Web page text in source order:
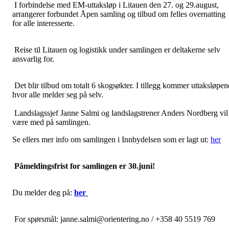
I forbindelse med EM-uttaksløp i Litauen den 27. og 29.august,
arrangerer forbundet Åpen samling og tilbud om felles overnatting
for alle interesserte.
Reise til Litauen og logistikk under samlingen er deltakerne selv
ansvarlig for.
Det blir tilbud om totalt 6 skogsøkter. I tillegg kommer
hvor alle melder seg på selv.
Landslagssjef Janne Salmi og landslagstrener Anders Nordberg vil
være med på samlingen.
Se ellers mer info om samlingen i Innbydelsen som er lagt ut: her
Påmeldingsfrist for samlingen er 30.juni!
Du melder deg på: her
For spørsmål: janne.salmi@orientering.no / +358 40 5519 769